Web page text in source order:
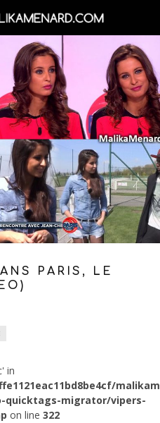
PARIS, LE
in
quicktags-migrator/vipers-
on line 322